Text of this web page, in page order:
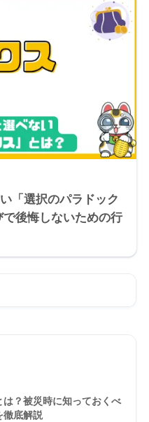
「選択のパラドック
後悔しないための行
は？被災時に知っておくべ
徹底解説